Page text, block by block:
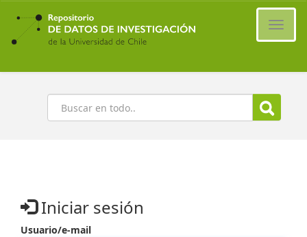
Ir
contenido
principal
Buscar
Iniciar sesión
Usuario/e-mail